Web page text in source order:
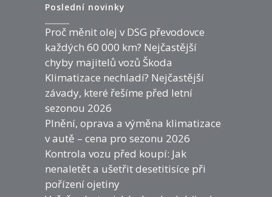
Poslední novinky
Proč měnit olej v DSG převodovce
každých 60 000 km? Nejčastější
chyby majitelů vozů Škoda
Klimatizace nechladí? Nejčastější
závady, které řešíme před letní
sezonou 2026
Plnění, oprava a výměna klimatizace
v autě – cena pro sezonu 2026
Kontrola vozu před koupí: Jak
nenaletět a ušetřit desetitisíce při
pořízení ojetiny